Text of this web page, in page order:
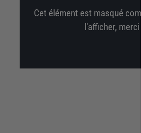
Cet élément est masqué
l'afficher,